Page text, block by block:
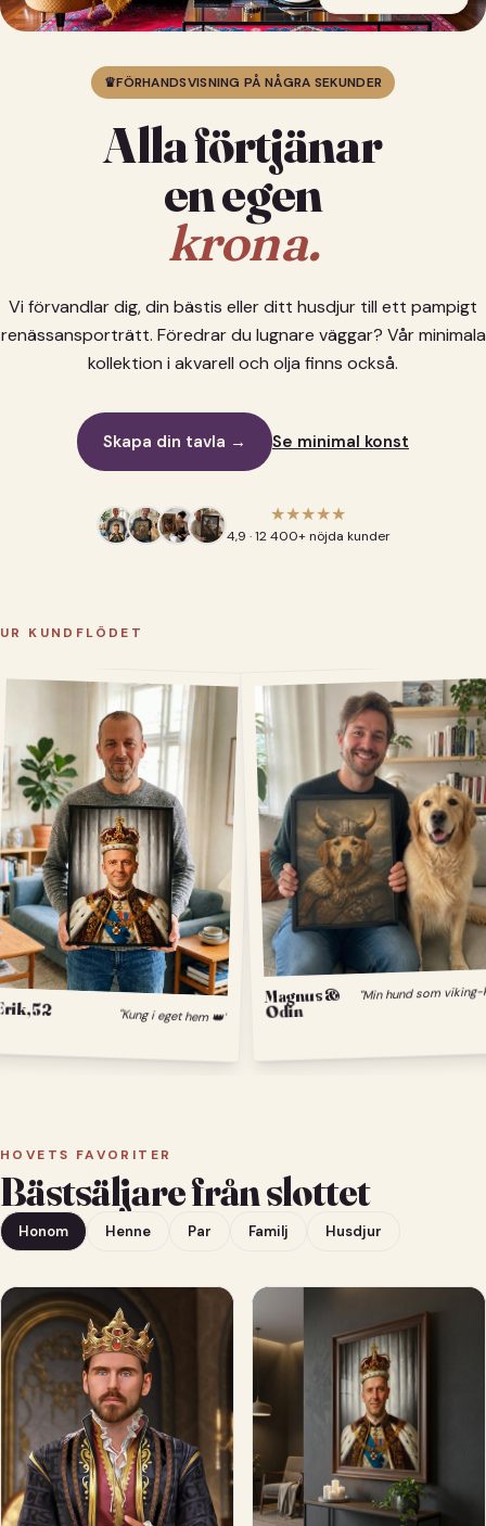
♛FÖRHANDSVISNING PÅ NÅGRA SEKUNDER
Alla förtjänar
en egen
krona.
Vi förvandlar dig, din bästis eller ditt husdjur till ett pampigt
renässansporträtt. Föredrar du lugnare väggar? Vår minimala
kollektion i akvarell och olja finns också.
Skapa din tavla → Se minimal konst
★★★★★
4,9 · 12 400+ nöjda kunder
UR KUNDFLÖDET
52 "Kung i eget hem 👑"
Magnus &
Odin
HOVETS FAVORITER
Bästsäljare från slottet
Honom Henne Par Familj Husdjur